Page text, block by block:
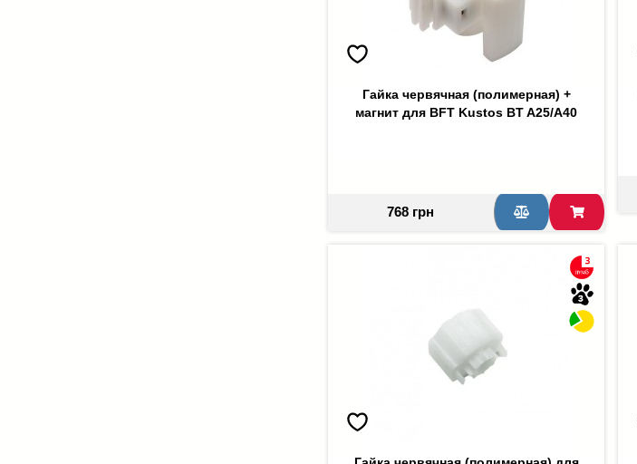
Гайка червячная (полимерная) +
магнит для BFT Kustos BT A25/A40
768 грн